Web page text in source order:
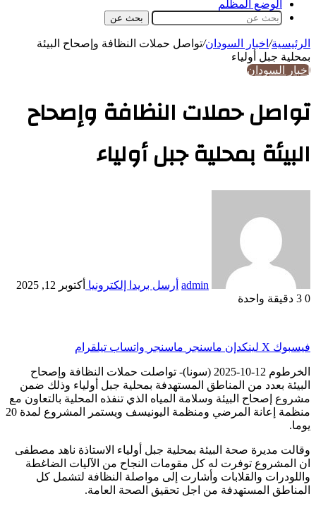
الوضع المظلم
بحث عن
الرئيسية/ اخبار السودان/تواصل حملات النظافة وإصحاح البيئة
بمحلية جبل أولياء
اخبار السودان
تواصل حملات النظافة وإصحاح
البيئة بمحلية جبل أولياء
admin أرسل بريدا إلكترونيا أكتوبر 12, 2025
0
دقيقة واحدة
فيسبوك ‫X لينكدإن ماسنجر ماسنجر واتساب تيلقرام
الخرطوم 12-10-2025 (سونا)- تواصلت حملات النظافة وإصحاح
البيئة بعدد من المناطق المستهدفة بمحلية جبل أولياء وذلك ضمن
مشروع إصحاح البيئة وسلامة المياه الذي تنفذه المحلية بالتعاون مع
منظمة إعانة المرضي ومنظمة اليونيسف ويستمر المشروع لمدة 20
يوما.
وقالت مديرة صحة البيئة بمحلية جبل أولياء الاستاذة ناهد مصطفى
ان المشروع توفرت له كل مقومات النجاح من الآليات الضاغطة
واللودرات والقلابات وأشارت إلى مواصلة النظافة لتشمل كل
المناطق المستهدفة من اجل تحقيق الصحة العامة.